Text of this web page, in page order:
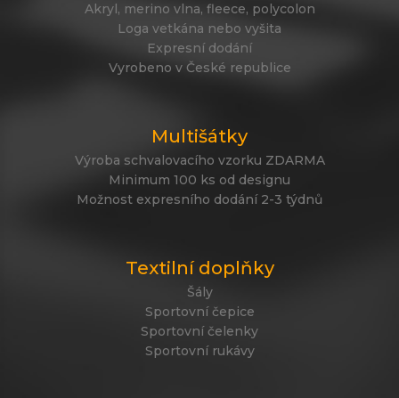
Akryl, merino vlna, fleece, polycolon
Loga vetkána nebo vyšita
Expresní dodání
Vyrobeno v České republice
Multišátky
Výroba schvalovacího vzorku ZDARMA
Minimum 100 ks od designu
Možnost expresního dodání 2-3 týdnů
Textilní doplňky
Šály
Sportovní čepice
Sportovní čelenky
Sportovní rukávy